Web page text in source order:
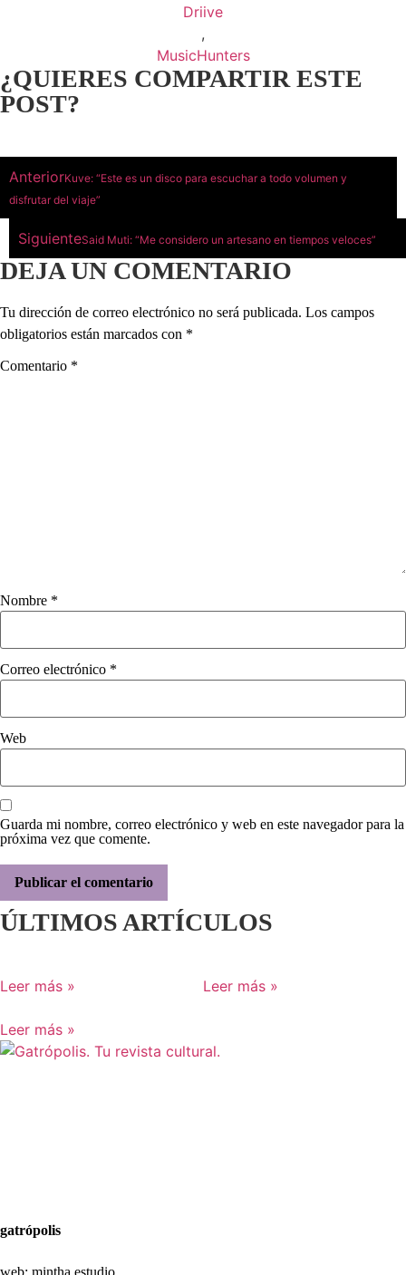
Driive
,
MusicHunters
¿QUIERES COMPARTIR ESTE
POST?
AnteriorKuve: “Este es un disco para escuchar a todo volumen y
disfrutar del viaje”
SiguienteSaid Muti: “Me considero un artesano en tiempos veloces”
DEJA UN COMENTARIO
Tu dirección de correo electrónico no será publicada. Los campos
obligatorios están marcados con *
Comentario *
Nombre *
Correo electrónico *
Web
Guarda mi nombre, correo electrónico y web en este navegador para la
próxima vez que comente.
ÚLTIMOS ARTÍCULOS
Leer más » Leer más »
Leer más »
gatrópolis
web: mintha estudio